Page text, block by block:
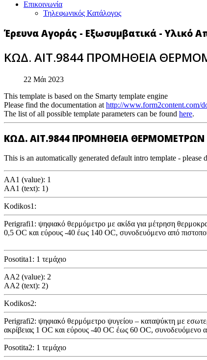
Επικοινωνία
Τηλεφωνικός Κατάλογος
Έρευνα Αγοράς - Εξωσυμβατικά - Υλικό
ΚΩΔ. ΑΙΤ.9844 ΠΡΟΜΗΘΕΙΑ
22 Μάι 2023
This template is based on the Smarty template engine
Please find the documentation at http://www.form2content.com/
The list of all possible template parameters can be found here.
ΚΩΔ. ΑΙΤ.9844 ΠΡΟΜΗΘΕΙΑ ΘΕΡΜΟΜΕΤΡΩΝ
This is an automatically generated default intro template - please
AA1 (value): 1
AA1 (text): 1)
Kodikos1:
Perigrafi1: ψηφιακό θερμόμετρο με ακίδα για μέτρηση
0,5 OC και εύρους -40 έως 140 OC, συνοδευόμενο από
Posotita1: 1 τεμάχιο
AA2 (value): 2
AA2 (text): 2)
Kodikos2:
Perigrafi2: ψηφιακό θερμόμετρο ψυγείου – καταψύκτη με
ακρίβειας 1 OC και εύρους -40 OC έως 60 OC, συνοδευόμενο
Posotita2: 1 τεμάχιο